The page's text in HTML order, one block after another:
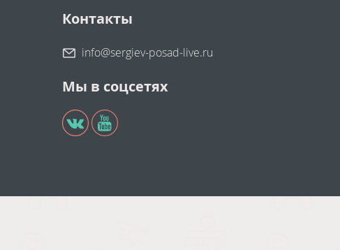
Контакты
info@sergiev-posad-live.ru
Мы в соцсетях